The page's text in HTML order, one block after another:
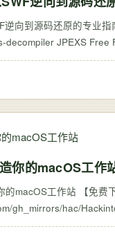
到源码还原的专业指南
https://gitcode.com/
你的macOS工作
macOS工作站 【免